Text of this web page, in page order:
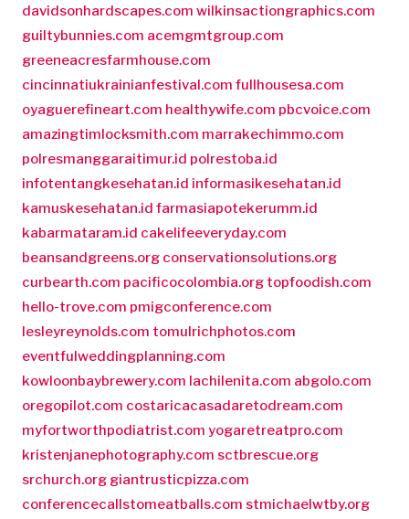
davidsonhardscapes.com wilkinsactiongraphics.com
guiltybunnies.com acemgmtgroup.com
greeneacresfarmhouse.com
cincinnatiukrainianfestival.com fullhousesa.com
oyaguerefineart.com healthywife.com pbcvoice.com
amazingtimlocksmith.com marrakechimmo.com
polresmanggaraitimur.id polrestoba.id
infotentangkesehatan.id informasikesehatan.id
kamuskesehatan.id farmasiapotekerumm.id
kabarmataram.id cakelifeeveryday.com
beansandgreens.org conservationsolutions.org
curbearth.com pacificocolombia.org topfoodish.com
hello-trove.com pmigconference.com
lesleyreynolds.com tomulrichphotos.com
eventfulweddingplanning.com
kowloonbaybrewery.com lachilenita.com abgolo.com
oregopilot.com costaricacasadaretodream.com
myfortworthpodiatrist.com yogaretreatpro.com
kristenjanephotography.com sctbrescue.org
srchurch.org giantrusticpizza.com
conferencecallstomeatballs.com stmichaelwtby.org